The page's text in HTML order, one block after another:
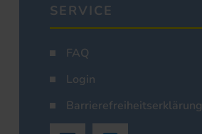
SERVICE
FAQ
Login
Barrierefreiheitserklärung